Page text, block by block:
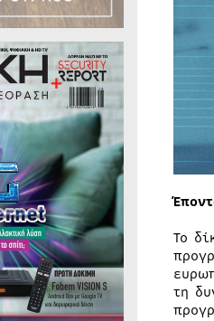
Το
τη